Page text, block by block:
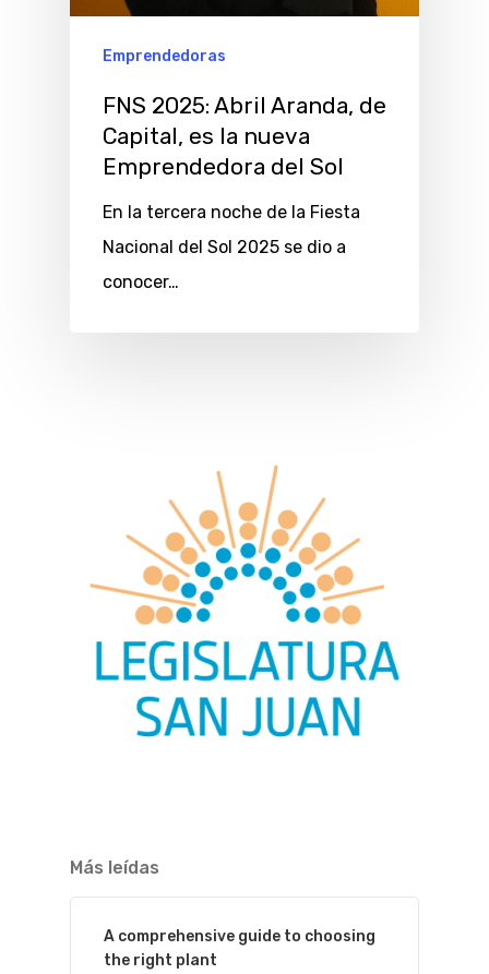
Emprendedoras
FNS 2025: Abril Aranda, de
Capital, es la nueva
Emprendedora del Sol
En la tercera noche de la Fiesta
Nacional del Sol 2025 se dio a
conocer…
Más leídas
A comprehensive guide to choosing
the right plant